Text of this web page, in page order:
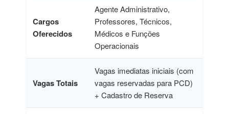
Cargos
Oferecidos
Agente Administrativo,
Professores, Técnicos,
Médicos e Funções
Operacionais
Vagas Totais
Vagas imediatas iniciais (com
vagas reservadas para PCD)
+ Cadastro de Reserva